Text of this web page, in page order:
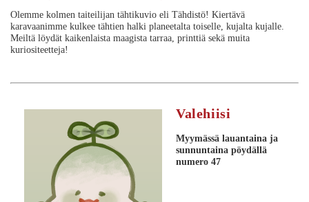
Olemme kolmen taiteilijan tähtikuvio eli Tähdistö! Kiertävä
karavaanimme kulkee tähtien halki planeetalta toiselle, kujalta kujalle.
Meiltä löydät kaikenlaista maagista tarraa, printtiä sekä muita
kuriositeetteja!
Valehiisi
Myymässä lauantaina ja
sunnuntaina pöydällä
numero 47